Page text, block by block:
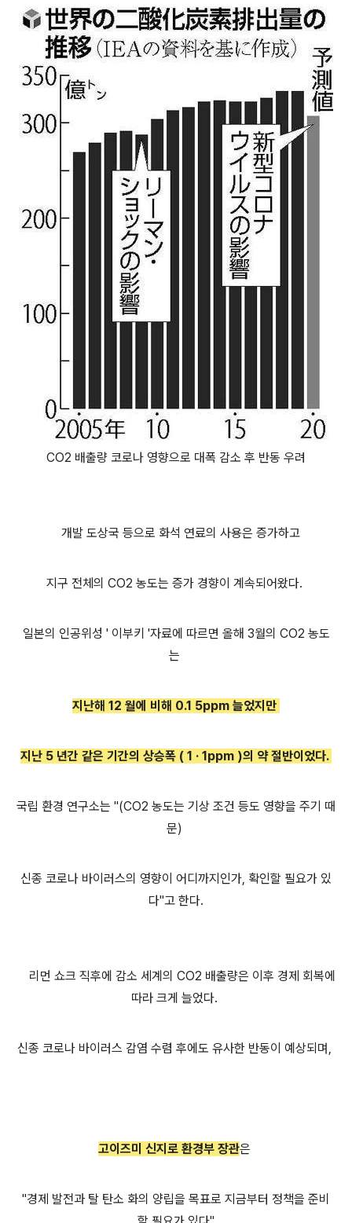
CO2 배출량 코로나 영향으로 대폭 감소 후 반동 우려
개발 도상국 등으로 화석 연료의 사용은 증가하고
지구 전체의 CO2 농도는 증가 경향이 계속되어왔다.
일본의 인공위성 ' 이부키 '자료에 따르면 올해 3월의 CO2 농도
는
지난해 12 월에 비해 0.1 5ppm 늘었지만
지난 5 년간 같은 기간의 상승폭 ( 1 · 1ppm )의 약 절반이었다.
국립 환경 연구소는 "(CO2 농도는 기상 조건 등도 영향을 주기 때
문)
신종 코로나 바이러스의 영향이 어디까지인가, 확인할 필요가 있
다"고 한다.
리먼 쇼크 직후에 감소 세계의 CO2 배출량은 이후 경제 회복에
따라 크게 늘었다.
신종 코로나 바이러스 감염 수렴 후에도 유사한 반동이 예상되며,
고이즈미 신지로 환경부 장관은
"경제 발전과 탈 탄소 화의 양립을 목표로 지금부터 정책을 준비